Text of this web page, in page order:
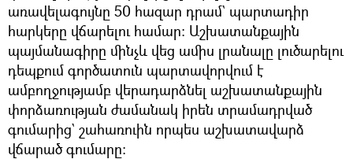
առավելագույնը 50 հազար դրամ` պարտադիր
հարկերը վճարելու համար։ Աշխատանքային
պայմանագիրը մինչև վեց ամիս լրանալը լուծարելու
դեպքում գործատուն պարտավորվում է
ամբողջությամբ վերադարձնել աշխատանքային
փորձառության ժամանակ իրեն տրամադրված
գումարից` շահառուին որպես աշխատավարձ
վճարած գումարը։